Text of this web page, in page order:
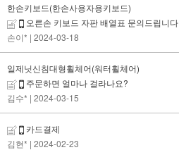
한손키보드(한손사용자용키보드)
오른손 키보드 자판 배열표 문의드립니다
손이* | 2024-03-18
일제닛신침대형휠체어(워터휠체어)
주문하면 얼마나 걸라나요?
김수* | 2024-03-15
카드결제
김현* | 2024-02-23